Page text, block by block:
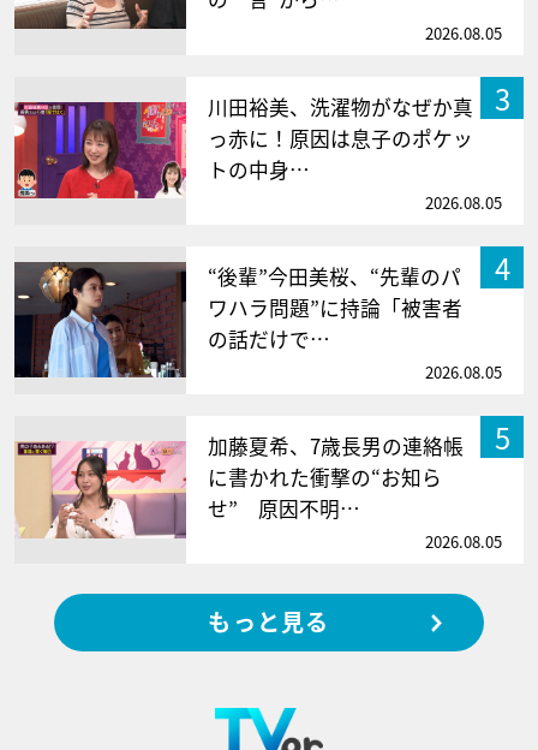
2026.08.05
3
川田裕美、洗濯物がなぜか真
っ赤に！原因は息子のポケッ
トの中身…
2026.08.05
4
“後輩”今田美桜、“先輩のパ
ワハラ問題”に持論「被害者
の話だけで…
2026.08.05
5
加藤夏希、7歳長男の連絡帳
に書かれた衝撃の“お知ら
せ” 原因不明…
2026.08.05
もっと見る